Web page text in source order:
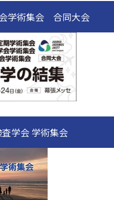
学術集会 合同大会
学会 学術集会